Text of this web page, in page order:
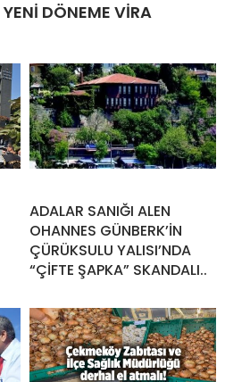
DÖNEME VİRA
ADALAR SANIĞI ALEN
OHANNES GÜNBERK’İN
ÇÜRÜKSULU YALISI’NDA
“ÇİFTE ŞAPKA” SKANDALI..